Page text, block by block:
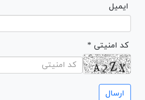
ایمیل
* کد امنیتی